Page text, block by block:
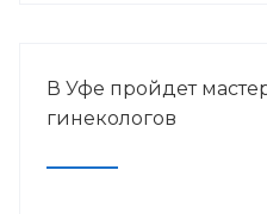
В Уфе пройдет
гинекологов